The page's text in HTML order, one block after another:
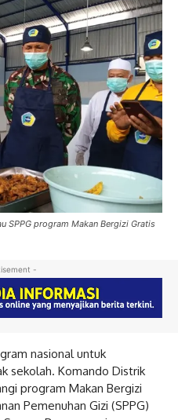
SPPG program Makan Bergizi Gratis
-
nasional untuk
sekolah. Komando Distrik
program Makan Bergizi
Pemenuhan Gizi (SPPG)